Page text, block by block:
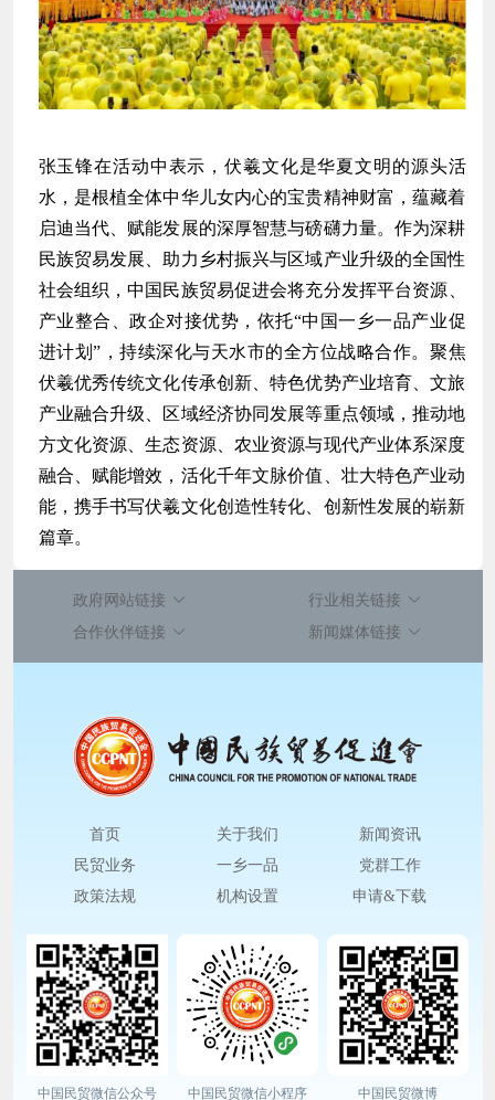
张玉锋在活动中表示，伏羲文化是华夏文明的源头活
水，是根植全体中华儿女内心的宝贵精神财富，蕴藏着
启迪当代、赋能发展的深厚智慧与磅礴力量。作为深耕
民族贸易发展、助力乡村振兴与区域产业升级的全国性
社会组织，中国民族贸易促进会将充分发挥平台资源、
产业整合、政企对接优势，依托“中国一乡一品产业促
进计划”，持续深化与天水市的全方位战略合作。聚焦
伏羲优秀传统文化传承创新、特色优势产业培育、文旅
产业融合升级、区域经济协同发展等重点领域，推动地
方文化资源、生态资源、农业资源与现代产业体系深度
融合、赋能增效，活化千年文脉价值、壮大特色产业动
能，携手书写伏羲文化创造性转化、创新性发展的崭新
篇章。
政府网站链接
行业相关链接
合作伙伴链接
新闻媒体链接
首页 关于我们
新闻资讯
民贸业务
一乡一品
党群工作
政策法规
机构设置 申请&下载
中国民贸微信公众号 中国民贸微信小程序 中国民贸微博